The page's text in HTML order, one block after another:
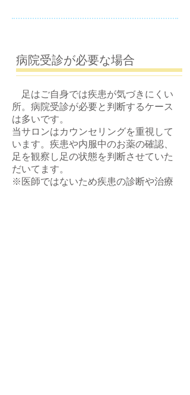
​病院受診が必要な場合
​​ 足はご自身では疾患が気づきにくい
所。病院受診が必要と判断するケース
は多いです。
当サロンはカウンセリングを重視して
います。疾患や内服中のお薬の確認、
足を観察し足の状態を判断させていた
だいてます。
※医師ではないため疾患の診断や治療